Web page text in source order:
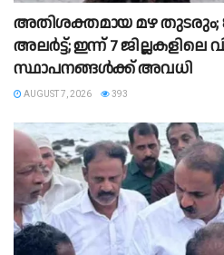
അതിശക്തമായ മഴ തുടരും;
അലര്‍ട്ട്; ഇന്ന് 7 ജില്ലകളിലെ
സ്ഥാപനങ്ങള്‍ക്ക് അവധി
AUGUST 7, 2026 393